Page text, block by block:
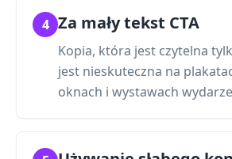
4 Za mały tekst CTA
Kopia, która jest czytelna
jest nieskuteczna na
oknach i wystawach